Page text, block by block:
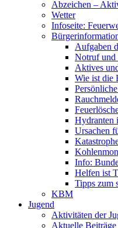
Abzeichen –
Wetter
Infoseite:
Aufgaben
Notruf und
Aktives
Wie ist die
Hydranten
Ursachen
Info:
Helfen ist
Tipps zum
KBM
Jugend
Aktivitäten der
Aktuelle Beiträge